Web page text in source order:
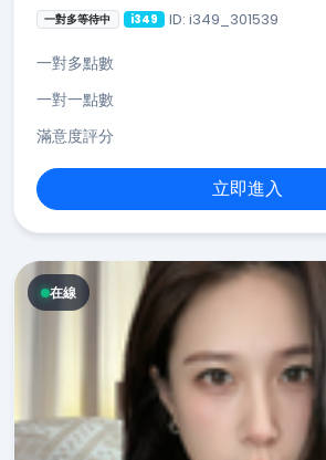
一對多等待中 i349 ID: i349_301539
一對多點數
一對一點數
滿意度評分
立即進入
在線